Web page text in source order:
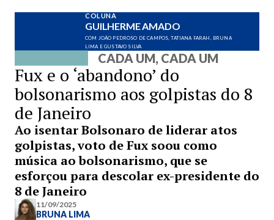
COLUNA
GUILHERME AMADO
COM JOÃO PEDROSO DE CAMPOS, TATIANA FARAH, BRUNA
LIMA E GUSTAVO SILVA
CADA UM, CADA UM
Fux e o ‘abandono’ do
bolsonarismo aos golpistas do 8
de Janeiro
Ao isentar Bolsonaro de liderar atos
golpistas, voto de Fux soou como
música ao bolsonarismo, que se
esforçou para descolar ex-presidente do
8 de Janeiro
11/09/2025
BRUNA LIMA